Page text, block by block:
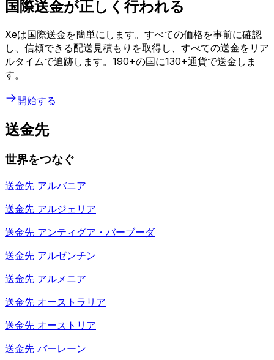
国際送金が正しく行われる
Xeは国際送金を簡単にします。すべての価格を事前に確認
し、信頼できる配送見積もりを取得し、すべての送金をリア
ルタイムで追跡します。190+の国に130+通貨で送金しま
す。
開始する
送金先
世界をつなぐ
送金先 アルバニア
送金先 アルジェリア
送金先 アンティグア・バーブーダ
送金先 アルゼンチン
送金先 アルメニア
送金先 オーストラリア
送金先 オーストリア
送金先 バーレーン